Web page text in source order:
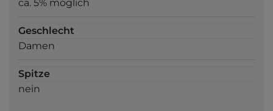
ca. 5% möglich
Geschlecht
Damen
Spitze
nein